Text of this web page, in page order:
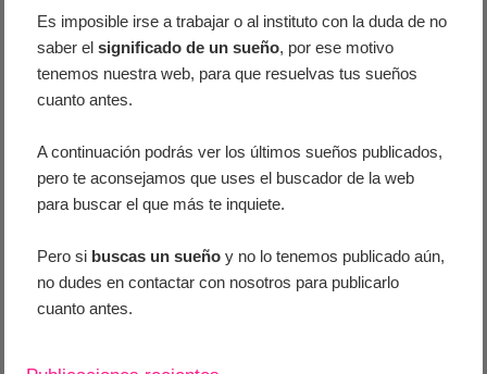
Es imposible irse a trabajar o al instituto con la duda de no
saber elsignificado de un sueño, por ese motivo
tenemos nuestra web, para que resuelvas tus sueños
cuanto antes.
A continuación podrás ver los últimos sueños publicados,
pero te aconsejamos que uses el buscador de la web
para buscar el que más te inquiete.
Pero si buscas un sueño y no lo tenemos publicado aún,
no dudes en contactar con nosotros para publicarlo
cuanto antes.